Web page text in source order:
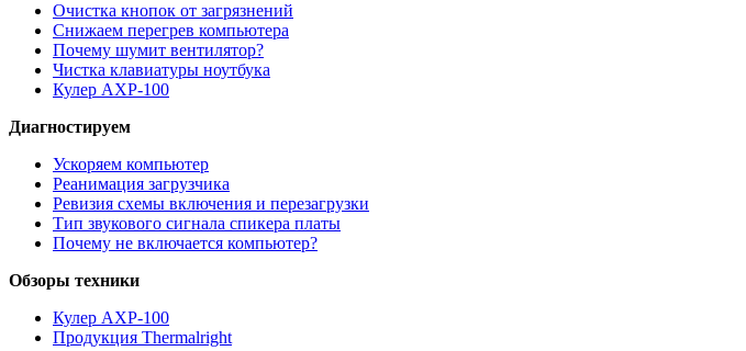
Очистка кнопок от загрязнений
Снижаем перегрев компьютера
Почему шумит вентилятор?
Чистка клавиатуры ноутбука
Кулер AXP-100
Диагностируем
Ускоряем компьютер
Реанимация загрузчика
Ревизия схемы включения и перезагрузки
Тип звукового сигнала спикера платы
Почему не включается компьютер?
Обзоры техники
Кулер AXP-100
Продукция Thermalright